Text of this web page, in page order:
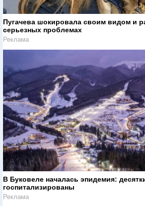
Пугачева шокировала своим видом и
серьезных проблемах
Реклама
В Буковеле началась эпидемия:
госпитализированы
Реклама